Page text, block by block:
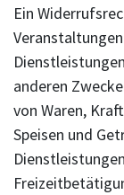
Ein
anderen
von Waren,
Speisen und